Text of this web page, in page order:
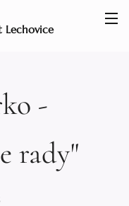
Lechovice
-
rady"